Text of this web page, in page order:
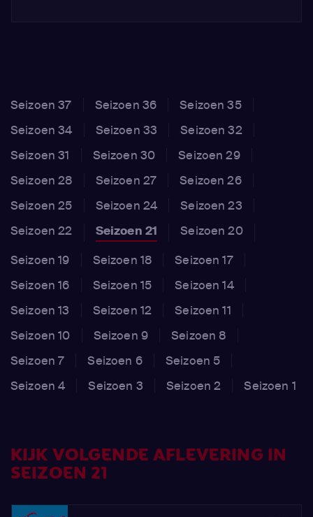
Seizoen 37 Seizoen 36
Seizoen 35
Seizoen 34
Seizoen 33
Seizoen 32
Seizoen 31
Seizoen 30
Seizoen 29
Seizoen 28
Seizoen 27
Seizoen 26
Seizoen 25
Seizoen 24
Seizoen 23
Seizoen 22
Seizoen 21
Seizoen 20
Seizoen 19
Seizoen 18
Seizoen 17
Seizoen 16
Seizoen 15
Seizoen 14
Seizoen 13
Seizoen 12
Seizoen 11
Seizoen 10
Seizoen 9
Seizoen 8
Seizoen 7
Seizoen 6
Seizoen 5
Seizoen 4
Seizoen 3 Seizoen 2 Seizoen 1
KIJK VOLGENDE AFLEVERING IN
SEIZOEN 21